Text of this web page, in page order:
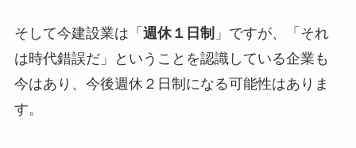
そして今建設業は「 週休１日制 」ですが、「それ
は時代錯誤だ」ということを認識している企業も
今はあり、今後週休２日制になる可能性はありま
す。